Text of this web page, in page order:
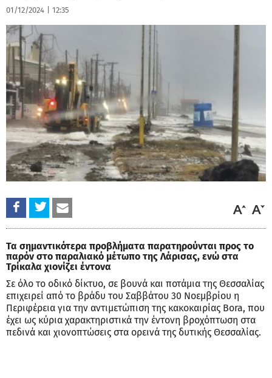
01/12/2024 12:35
Τα σημαντικότερα προβλήματα παρατηρούνται προς το
παρόν στο παραλιακό μέτωπο της Λάρισας, ενώ στα
Τρίκαλα χιονίζει έντονα
Σε όλο το οδικό δίκτυο, σε βουνά και ποτάμια της Θεσσαλίας
επιχειρεί από το βράδυ του Σαββάτου 30 Νοεμβρίου η
Περιφέρεια για την αντιμετώπιση της κακοκαιρίας Bora, που
έχει ως κύρια χαρακτηριστικά την έντονη βροχόπτωση στα
πεδινά και χιονοπτώσεις στα ορεινά της δυτικής Θεσσαλίας.